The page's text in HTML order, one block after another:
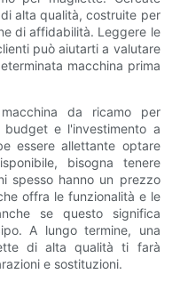
alta qualità, costruite per
di affidabilità. Leggere le
può aiutarti a valutare
macchina prima
da ricamo per
budget e l'investimento a
essere allettante optare
bisogna tenere
spesso hanno un prezzo
offra le funzionalità e le
se questo significa
A lungo termine, una
di alta qualità ti farà
e sostituzioni.